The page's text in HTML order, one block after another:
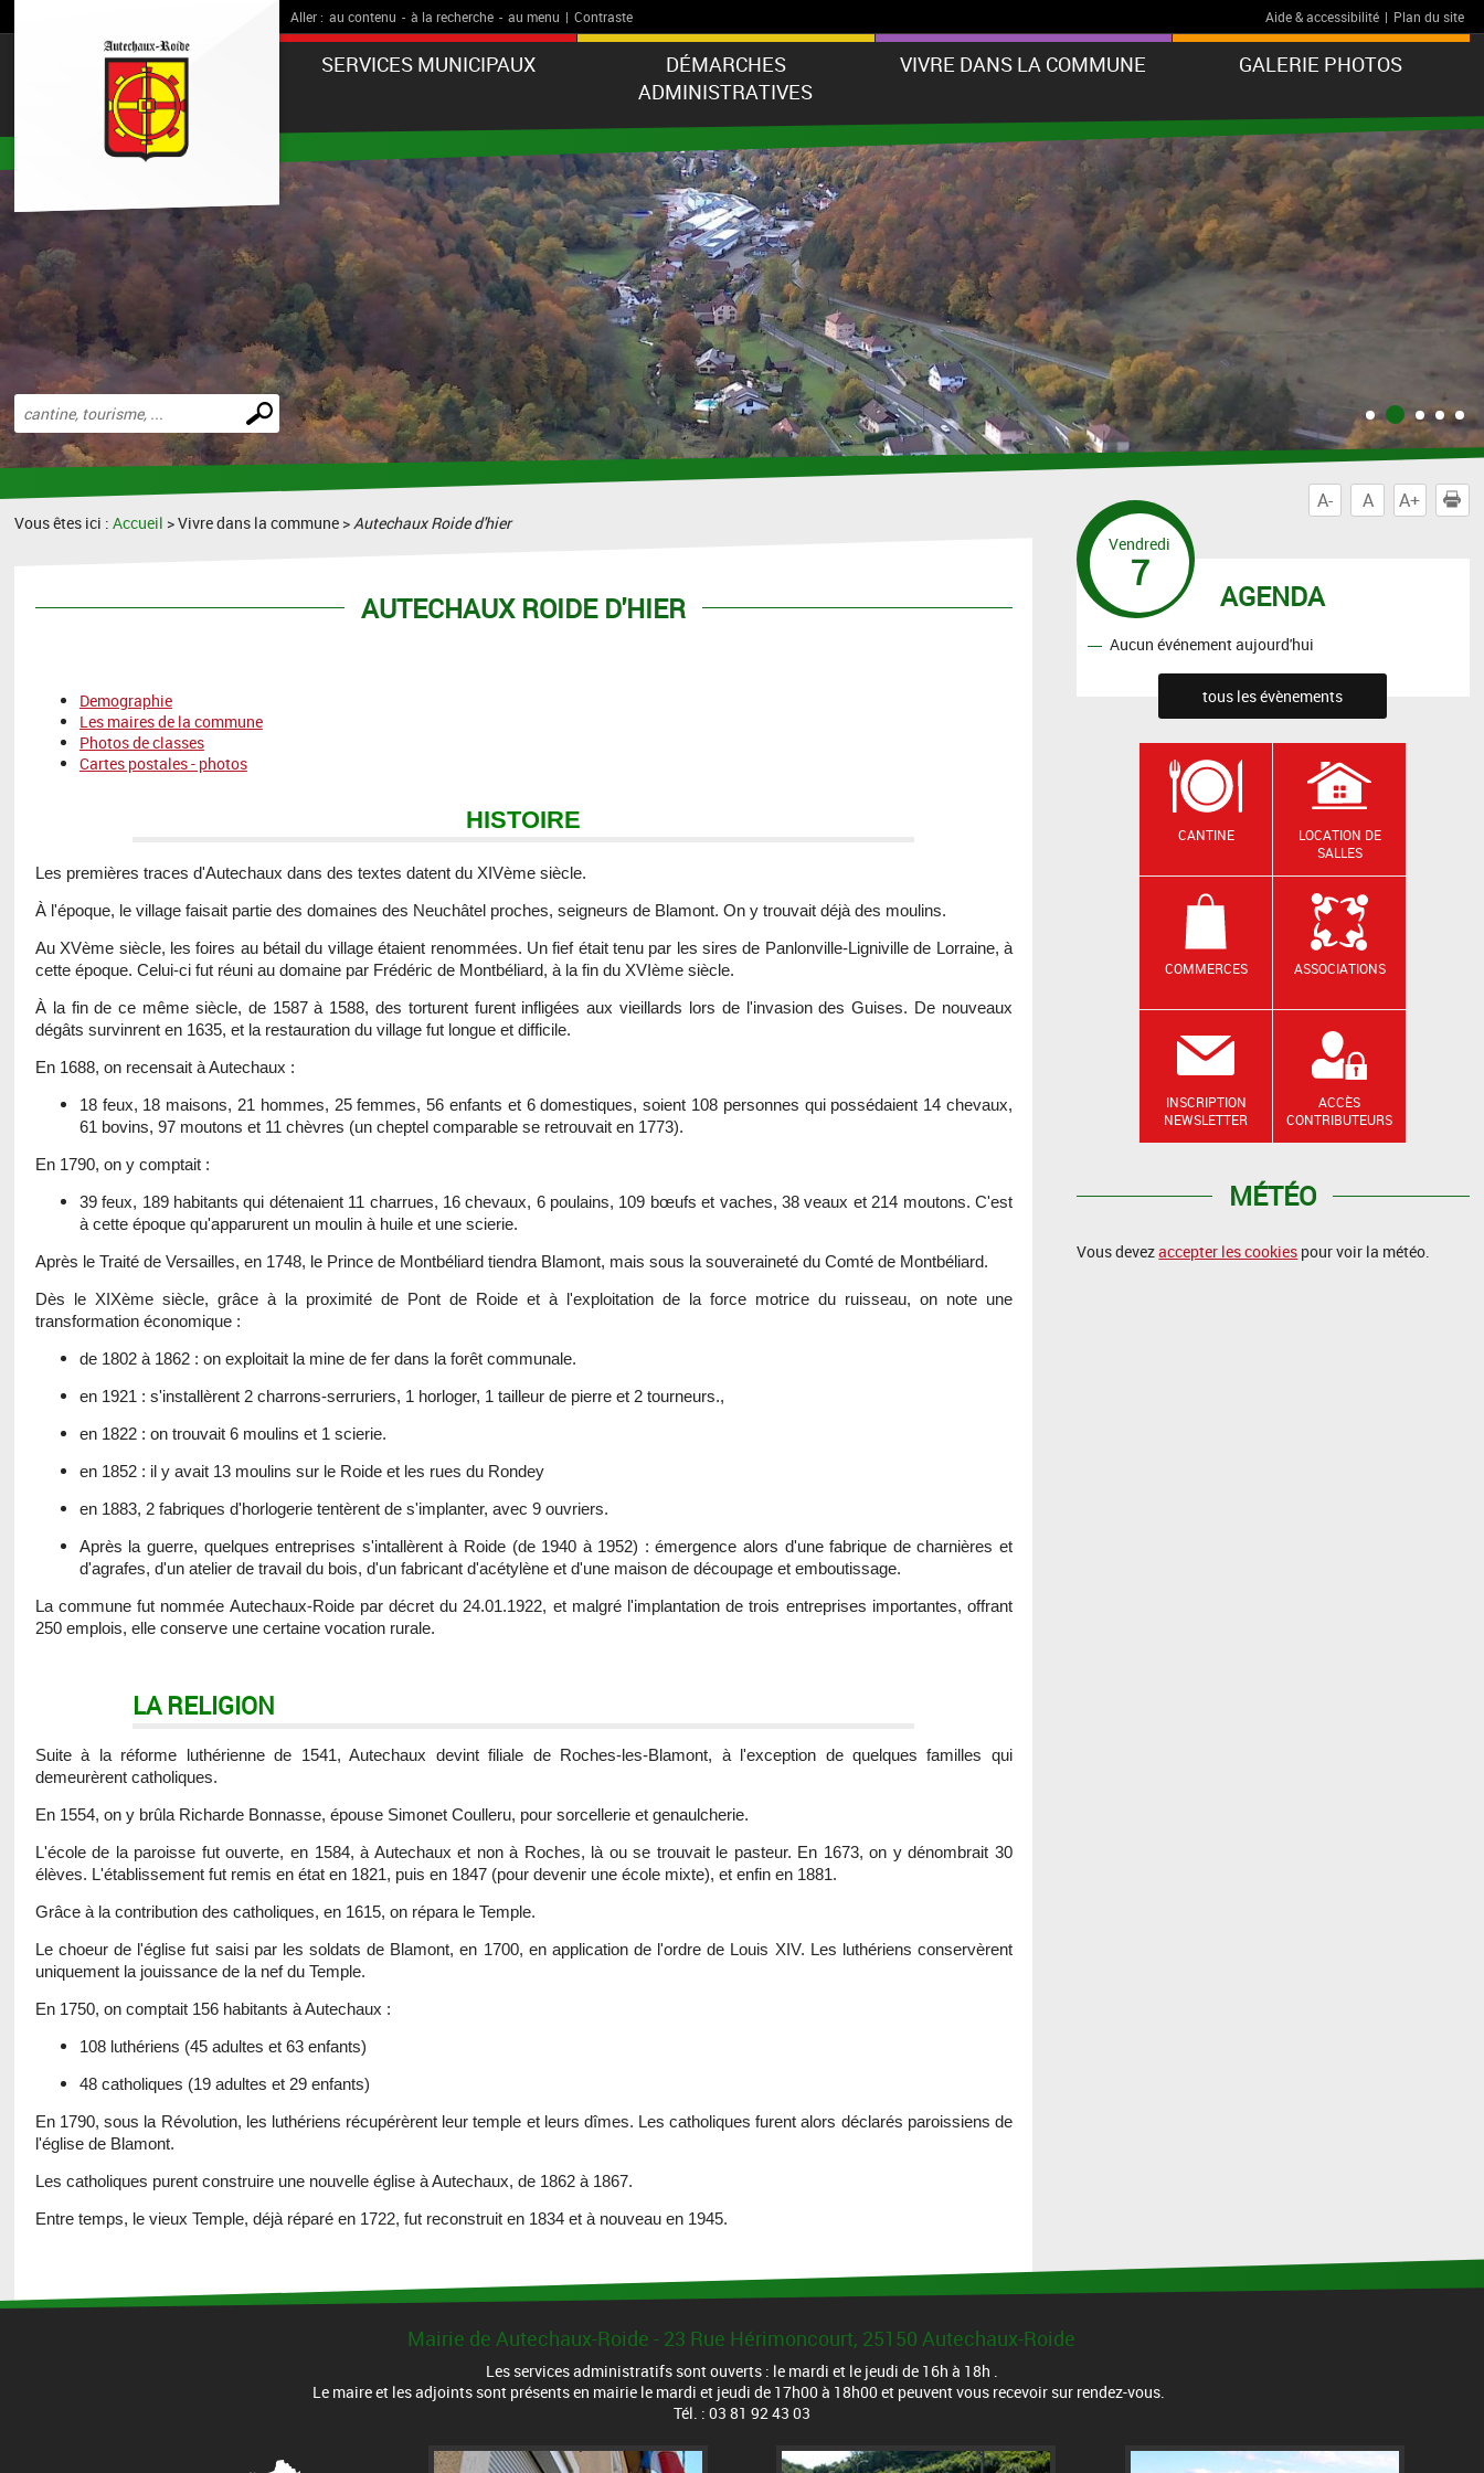
Aller : au contenu - à la recherche - au menu | Contraste Aide & accessibilité | Plan du site
SERVICES MUNICIPAUX
DÉMARCHES
ADMINISTRATIVES
VIVRE DANS LA COMMUNE GALERIE PHOTOS
Effectuer
une
recherche
A- A A+
Vous êtes ici :Accueil > Vivre dans la commune >Autechaux Roide d'hier
AUTECHAUX ROIDE D'HIER
Demographie
Les maires de la commune
Photos de classes
Cartes postales - photos
HISTOIRE
Les premières traces d'Autechaux dans des textes datent du XIVème siècle.
À l'époque, le village faisait partie des domaines des Neuchâtel proches, seigneurs de Blamont. On y trouvait déjà des moulins.
Au XVème siècle, les foires au bétail du village étaient renommées. Un fief était tenu par les sires de Panlonville-Ligniville de Lorraine, à
cette époque. Celui-ci fut réuni au domaine par Frédéric de Montbéliard, à la fin du XVIème siècle.
À la fin de ce même siècle, de 1587 à 1588, des torturent furent infligées aux vieillards lors de l'invasion des Guises. De nouveaux
dégâts survinrent en 1635, et la restauration du village fut longue et difficile.
En 1688, on recensait à Autechaux :
18 feux, 18 maisons, 21 hommes, 25 femmes, 56 enfants et 6 domestiques, soient 108 personnes qui possédaient 14 chevaux,
61 bovins, 97 moutons et 11 chèvres (un cheptel comparable se retrouvait en 1773).
En 1790, on y comptait :
39 feux, 189 habitants qui détenaient 11 charrues, 16 chevaux, 6 poulains, 109 bœufs et vaches, 38 veaux et 214 moutons. C'est
à cette époque qu'apparurent un moulin à huile et une scierie.
Après le Traité de Versailles, en 1748, le Prince de Montbéliard tiendra Blamont, mais sous la souveraineté du Comté de Montbéliard.
Dès le XIXème siècle, grâce à la proximité de Pont de Roide et à l'exploitation de la force motrice du ruisseau, on note une
transformation économique :
de 1802 à 1862 : on exploitait la mine de fer dans la forêt communale.
en 1921 : s'installèrent 2 charrons-serruriers, 1 horloger, 1 tailleur de pierre et 2 tourneurs.,
en 1822 : on trouvait 6 moulins et 1 scierie.
en 1852 : il y avait 13 moulins sur le Roide et les rues du Rondey
en 1883, 2 fabriques d'horlogerie tentèrent de s'implanter, avec 9 ouvriers.
Après la guerre, quelques entreprises s'intallèrent à Roide (de 1940 à 1952) : émergence alors d'une fabrique de charnières et
d'agrafes, d'un atelier de travail du bois, d'un fabricant d'acétylène et d'une maison de découpage et emboutissage.
La commune fut nommée Autechaux-Roide par décret du 24.01.1922, et malgré l'implantation de trois entreprises importantes, offrant
250 emplois, elle conserve une certaine vocation rurale.
LA RELIGION
Suite à la réforme luthérienne de 1541, Autechaux devint filiale de Roches-les-Blamont, à l'exception de quelques familles qui
demeurèrent catholiques.
En 1554, on y brûla Richarde Bonnasse, épouse Simonet Coulleru, pour sorcellerie et genaulcherie.
L'école de la paroisse fut ouverte, en 1584, à Autechaux et non à Roches, là ou se trouvait le pasteur. En 1673, on y dénombrait 30
élèves. L'établissement fut remis en état en 1821, puis en 1847 (pour devenir une école mixte), et enfin en 1881.
Grâce à la contribution des catholiques, en 1615, on répara le Temple.
Le choeur de l'église fut saisi par les soldats de Blamont, en 1700, en application de l'ordre de Louis XIV. Les luthériens conservèrent
uniquement la jouissance de la nef du Temple.
En 1750, on comptait 156 habitants à Autechaux :
108 luthériens (45 adultes et 63 enfants)
48 catholiques (19 adultes et 29 enfants)
En 1790, sous la Révolution, les luthériens récupérèrent leur temple et leurs dîmes. Les catholiques furent alors déclarés paroissiens de
l'église de Blamont.
Les catholiques purent construire une nouvelle église à Autechaux, de 1862 à 1867.
Entre temps, le vieux Temple, déjà réparé en 1722, fut reconstruit en 1834 et à nouveau en 1945.
AGENDA
Vendredi
7
Aucun événement aujourd'hui
tous les évènements
CANTINE
LOCATION DE
SALLES
COMMERCES ASSOCIATIONS
INSCRIPTION
NEWSLETTER
ACCÈS
CONTRIBUTEURS
MÉTÉO
Vous devezaccepter les cookies pour voir la météo.
Mairie de Autechaux-Roide - 23 Rue Hérimoncourt, 25150 Autechaux-Roide
Les services administratifs sont ouverts : le mardi et le jeudi de 16h à 18h .
Le maire et les adjoints sont présents en mairie le mardi et jeudi de 17h00 à 18h00 et peuvent vous recevoir sur rendez-vous.
Tél. : 03 81 92 43 03